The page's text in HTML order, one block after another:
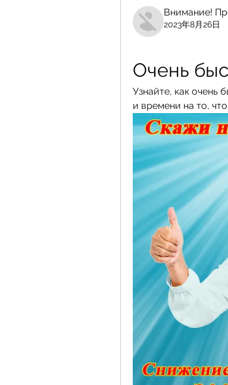
Внимание!
2023年8月26日
Очень
Узнайте, как очень
и времени на то,